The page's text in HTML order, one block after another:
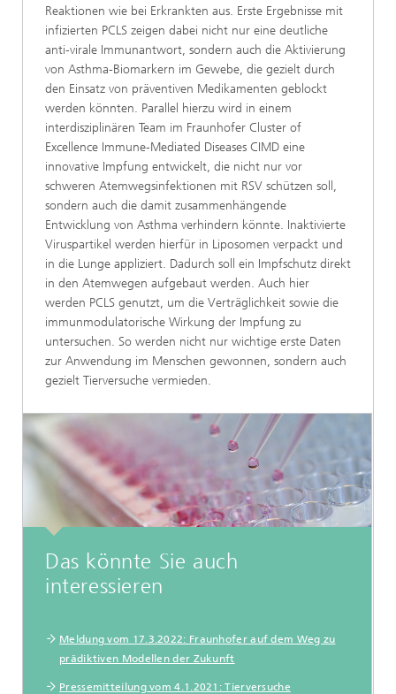
Reaktionen wie bei Erkrankten aus. Erste Ergebnisse mit
infizierten PCLS zeigen dabei nicht nur eine deutliche
anti-virale Immunantwort, sondern auch die Aktivierung
von Asthma-Biomarkern im Gewebe, die gezielt durch
den Einsatz von präventiven Medikamenten geblockt
werden könnten. Parallel hierzu wird in einem
interdisziplinären Team im Fraunhofer Cluster of
Excellence Immune-Mediated Diseases CIMD eine
innovative Impfung entwickelt, die nicht nur vor
schweren Atemwegsinfektionen mit RSV schützen soll,
sondern auch die damit zusammenhängende
Entwicklung von Asthma verhindern könnte. Inaktivierte
Viruspartikel werden hierfür in Liposomen verpackt und
in die Lunge appliziert. Dadurch soll ein Impfschutz direkt
in den Atemwegen aufgebaut werden. Auch hier
werden PCLS genutzt, um die Verträglichkeit sowie die
immunmodulatorische Wirkung der Impfung zu
untersuchen. So werden nicht nur wichtige erste Daten
zur Anwendung im Menschen gewonnen, sondern auch
gezielt Tierversuche vermieden.
Das könnte Sie auch
interessieren
Meldung vom 17.3.2022: Fraunhofer auf dem Weg zu
prädiktiven Modellen der Zukunft
Pressemitteilung vom 4.1.2021: Tierversuche